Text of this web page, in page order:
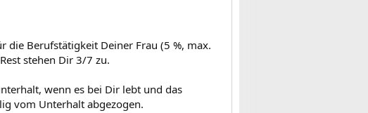
die Berufstätigkeit Deiner Frau (5 %, max.
stehen Dir 3/7 zu.
wenn es bei Dir lebt und das
vom Unterhalt abgezogen.